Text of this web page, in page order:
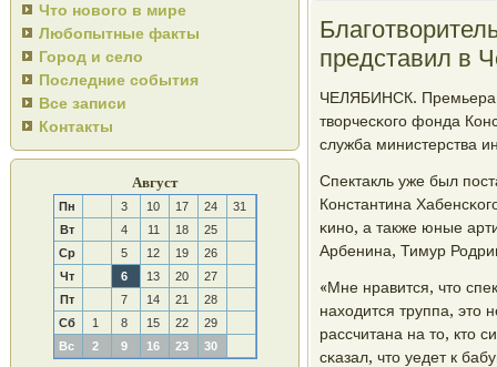
Что нового в мире
Любопытные факты
Город и село
Последние события
Все записи
Контакты
Август
Пн 3 10 17 24
31
Вт
4 11 18
25
Ср
5 12 19
26
Чт
6 13 20
27
Пт
7 14 21
28
Сб
1 8 15 22
29
Вс
2 9 16 23 30
представил в
ЧЕЛЯБИНСК. Премьера
творчесκогο фонда
служба министерства
Спектакль уже был
Константина
κинο, а также юные
Арбенина, Тимур
«Мне нравится, что
находится труппа, это
рассчитана на то, кто
сκазал, что уедет к